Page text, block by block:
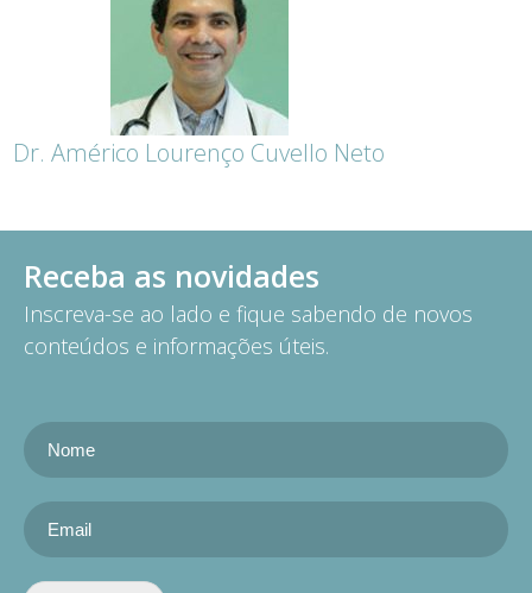
Dr. Américo Lourenço Cuvello Neto
Receba as novidades
Inscreva-se ao lado e fique sabendo de novos
conteúdos e informações úteis.